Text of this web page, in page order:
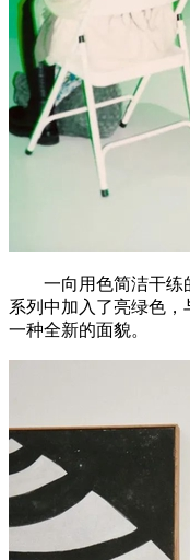
一向用色简洁干练的
系列中加入了亮绿色
一种全新的面貌。